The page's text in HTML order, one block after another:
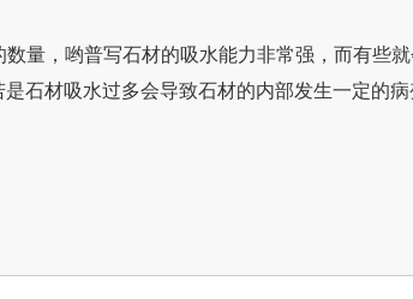
，哟普写石材的吸水能力非常强，而有些就
石材吸水过多会导致石材的内部发生一定的病变